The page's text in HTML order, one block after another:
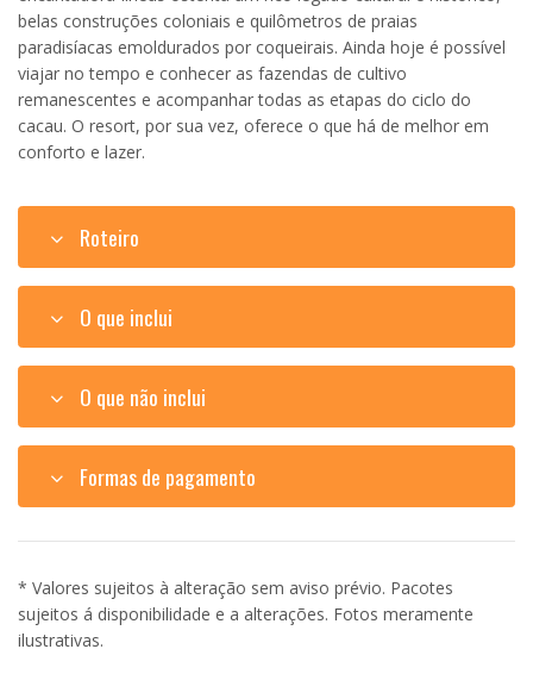
belas construções coloniais e quilômetros de praias
paradisíacas emoldurados por coqueirais. Ainda hoje é possível
viajar no tempo e conhecer as fazendas de cultivo
remanescentes e acompanhar todas as etapas do ciclo do
cacau. O resort, por sua vez, oferece o que há de melhor em
conforto e lazer.
Roteiro
O que inclui
O que não inclui
Formas de pagamento
* Valores sujeitos à alteração sem aviso prévio. Pacotes
sujeitos á disponibilidade e a alterações. Fotos meramente
ilustrativas.